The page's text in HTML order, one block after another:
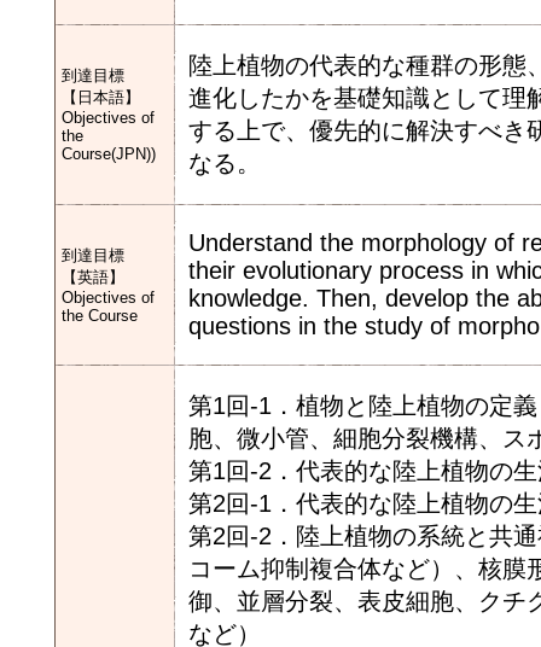
到達目標
【日本語】
Objectives of
the
Course(JPN))
陸上植物の代表的な種群の形態
進化したかを基礎知識として理
する上で、優先的に解決すべき
なる。
到達目標
【英語】
Objectives of
the Course
Understand the morphology of
their evolutionary process in
knowledge. Then, develop the
questions in the study of
第1回-1．植物と陸上植物の定
胞、微小管、細胞分裂機構、ス
第1回-2．代表的な陸上植物の
第2回-1．代表的な陸上植物の
第2回-2．陸上植物の系統と共
コーム抑制複合体など）、核
御、並層分裂、表皮細胞、クチ
など）